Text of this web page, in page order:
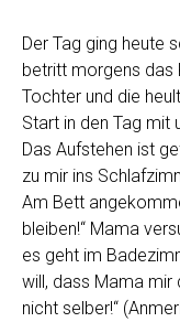
Der Tag ging heute
betritt morgens das
Tochter und die
Start in den Tag mit
Das Aufstehen ist
zu mir ins
Am Bett
bleiben!“ Mama
es geht im
will, dass Mama mir
nicht selber!“